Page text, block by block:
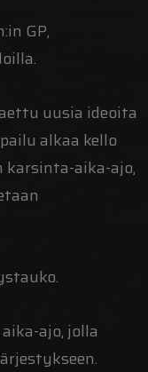
GP,
uusia ideoita
alkaa kello
karsinta-aika-ajo,
ajo, jolla